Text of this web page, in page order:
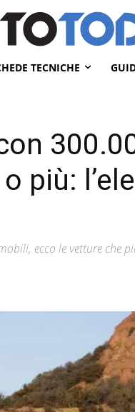
TECNICHE
più:
ecco le vetture che